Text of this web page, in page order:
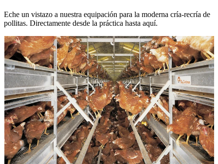
Eche un vistazo a nuestra equipación para la moderna cría-recría de
pollitas. Directamente desde la práctica hasta aquí.